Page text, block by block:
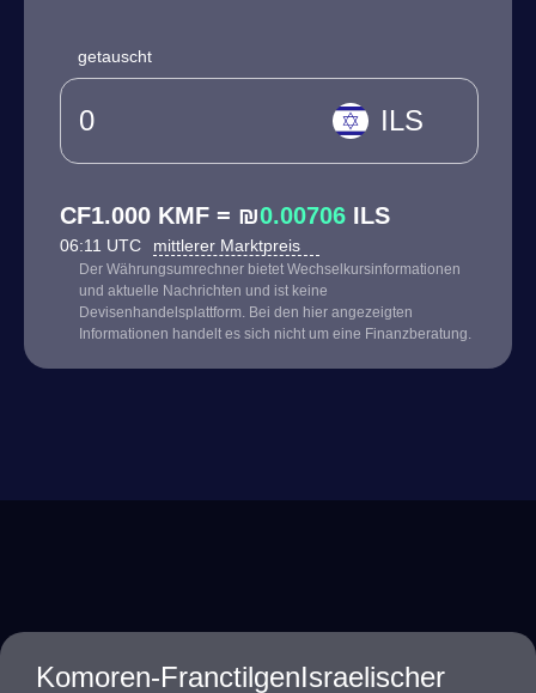
getauscht
ILS
CF1.000 KMF = ₪0.00706 ILS
06:11 UTC mittlerer Marktpreis
Der Währungsumrechner bietet Wechselkursinformationen
und aktuelle Nachrichten und ist keine
Devisenhandelsplattform. Bei den hier angezeigten
Informationen handelt es sich nicht um eine Finanzberatung.
Komoren-FranctilgenIsraelischer